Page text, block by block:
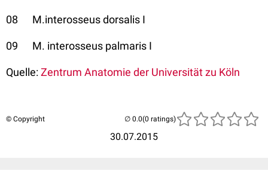
08 M.interosseus dorsalis I
09 M. interosseus palmaris I
Quelle:Zentrum Anatomie der Universität zu Köln
© Copyright
30.07.2015
(0 ratings)